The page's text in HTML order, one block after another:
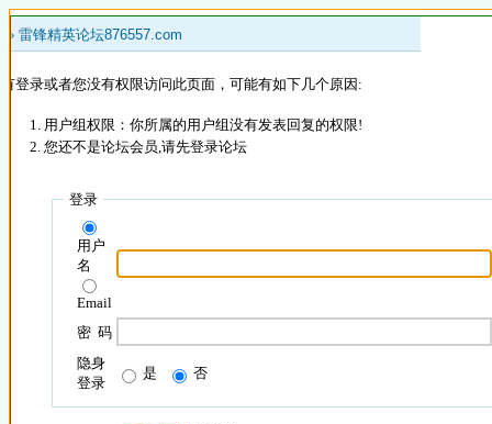
» 雷锋精英论坛876557.com
登录或者您没有权限访问此页面，可能有如下几个原因:
用户组权限：你所属的用户组没有发表回复的权限!
您还不是论坛会员,请先登录论坛
登录
用户
名
Email
密 码
隐身
登录
是 否